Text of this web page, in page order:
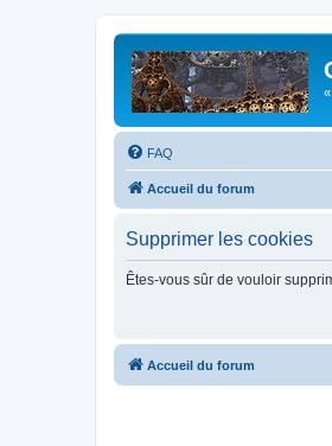
FAQ
Accueil du forum
Supprimer les cookies
Êtes-vous sûr de vouloir
Accueil du forum